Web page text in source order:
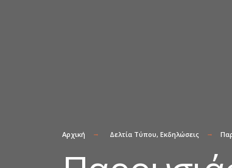
Αρχική Δελτία Τύπου, Εκδηλώσεις